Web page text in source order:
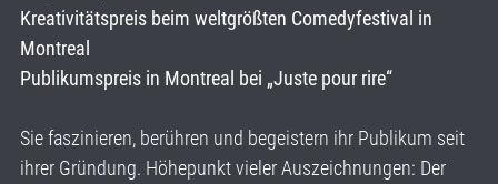
Kreativitätspreis beim weltgrößten Comedyfestival in
Montreal
Publikumspreis in Montreal bei „Juste pour rire“
Sie faszinieren, berühren und begeistern ihr Publikum seit
ihrer Gründung. Höhepunkt vieler Auszeichnungen: Der